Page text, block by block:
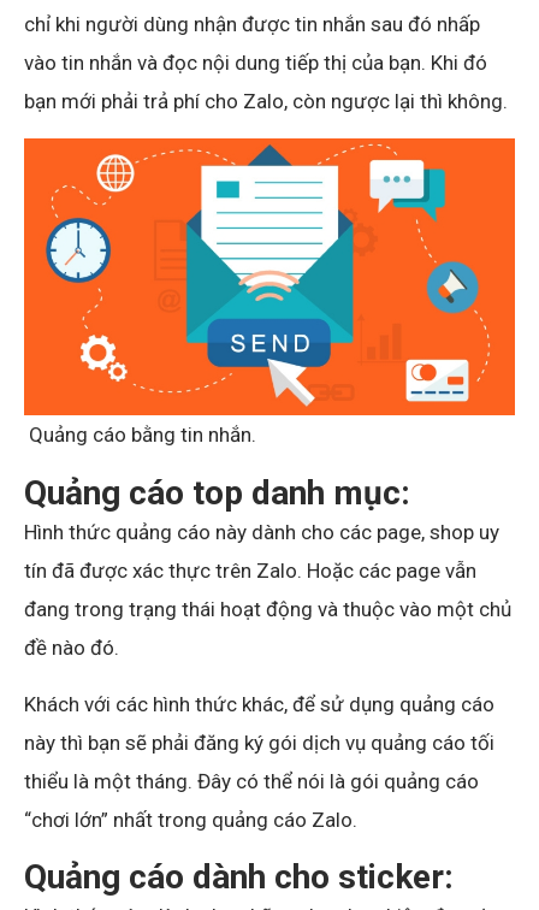
chỉ khi người dùng nhận được tin nhắn sau đó nhấp
vào tin nhắn và đọc nội dung tiếp thị của bạn. Khi đó
bạn mới phải trả phí cho Zalo, còn ngược lại thì không.
Quảng cáo bằng tin nhắn.
Quảng cáo top danh mục:
Hình thức quảng cáo này dành cho các page, shop uy
tín đã được xác thực trên Zalo. Hoặc các page vẫn
đang trong trạng thái hoạt động và thuộc vào một chủ
đề nào đó.
Khách với các hình thức khác, để sử dụng quảng cáo
này thì bạn sẽ phải đăng ký gói dịch vụ quảng cáo tối
thiểu là một tháng. Đây có thể nói là gói quảng cáo
“chơi lớn” nhất trong quảng cáo Zalo.
Quảng cáo dành cho sticker: